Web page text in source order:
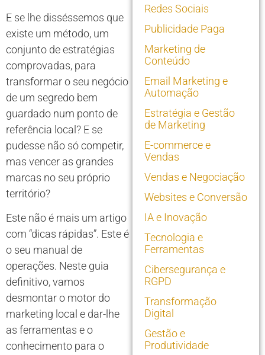
E se lhe disséssemos que
existe um método, um
conjunto de estratégias
comprovadas, para
transformar o seu negócio
de um segredo bem
guardado num ponto de
referência local? E se
pudesse não só competir,
mas vencer as grandes
marcas no seu próprio
território?
Este não é mais um artigo
com “dicas rápidas”. Este é
o seu manual de
operações. Neste guia
definitivo, vamos
desmontar o motor do
marketing local e dar-lhe
as ferramentas e o
conhecimento para o
Redes Sociais
Publicidade Paga
Marketing de
Conteúdo
Email Marketing e
Automação
Estratégia e Gestão
de Marketing
E-commerce e
Vendas
Vendas e Negociação
Websites e Conversão
IA e Inovação
Tecnologia e
Ferramentas
Cibersegurança e
RGPD
Transformação
Digital
Gestão e
Produtividade